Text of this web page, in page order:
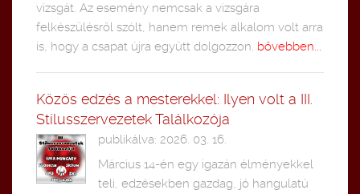
vizsgát. Az esemény nemcsak a vizsgára
felkészülésről szólt, hanem remek alkalom volt arra
is, hogy a csapat újra együtt dolgozzon. bővebben...
Közös edzés a mesterekkel: Ilyen volt a III.
Stílusszervezetek Találkozója
publikálva: 2026. 03. 16.
Március 14-én egy igazán élményekkel
teli, edzésekben gazdag, jó hangulatú